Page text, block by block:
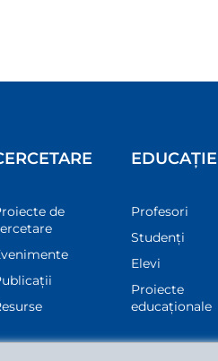
de
EDUCAȚIE
Profesori
Studenți
Elevi
Proiecte
educaționale